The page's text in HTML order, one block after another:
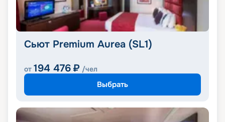
Сьют Premium Aurea (SL1)
от 194 476 ₽ /чел
Выбрать